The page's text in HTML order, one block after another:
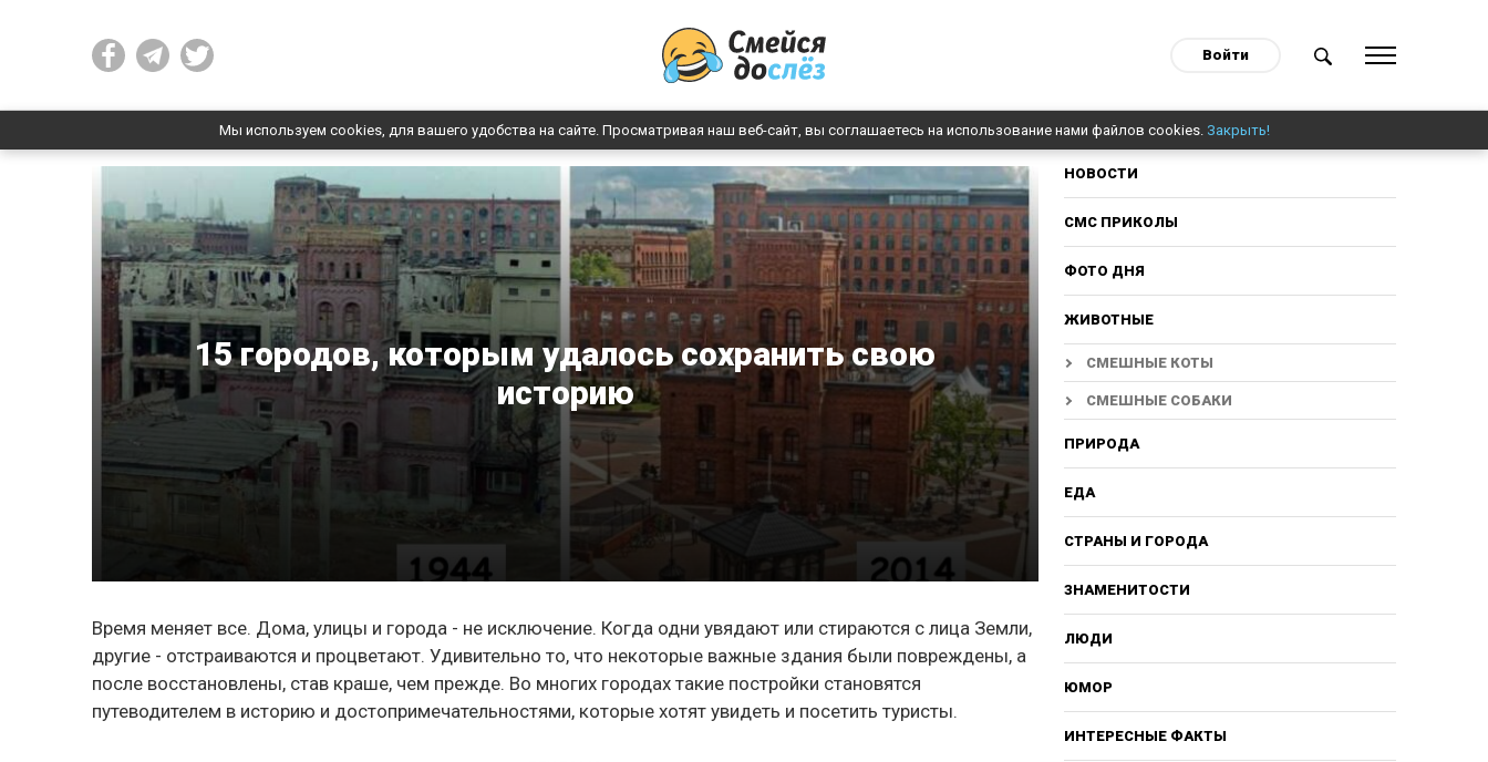
Войти
Мы используем cookies, для вашего удобства на сайте. Просматривая наш веб-сайт, вы соглашаетесь на использование нами файлов cookies. Закрыть!
15 городов, которым удалось сохранить свою
историю
Время меняет все. Дома, улицы и города - не исключение. Когда одни увядают или стираются с лица Земли,
другие - отстраиваются и процветают. Удивительно то, что некоторые важные здания были повреждены, а
после восстановлены, став краше, чем прежде. Во многих городах такие постройки становятся
путеводителем в историю и достопримечательностями, которые хотят увидеть и посетить туристы.
НОВОСТИ
СМС ПРИКОЛЫ
ФОТО ДНЯ
ЖИВОТНЫЕ
СМЕШНЫЕ КОТЫ
СМЕШНЫЕ СОБАКИ
ПРИРОДА
ЕДА
СТРАНЫ И ГОРОДА
ЗНАМЕНИТОСТИ
ЛЮДИ
ЮМОР
ИНТЕРЕСНЫЕ ФАКТЫ